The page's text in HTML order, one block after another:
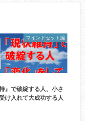
マインドセット編
』で破綻する人、小さ
け入れて大成功する人